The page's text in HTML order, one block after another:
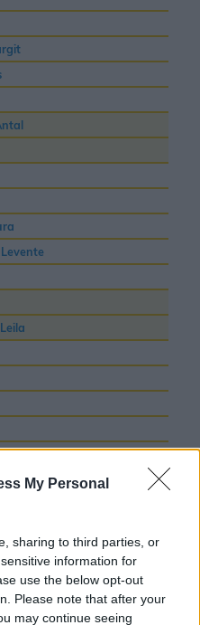
My Personal
sharing to third parties, or
information for
use the below opt-out
Please note that after your
may continue seeing
Levente
Leila